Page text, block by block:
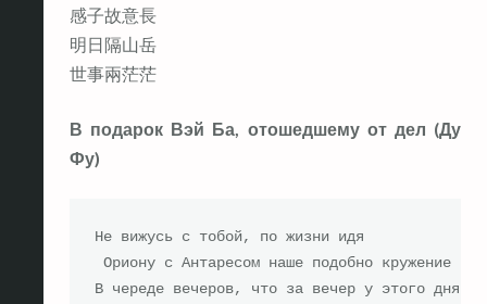
感子故意長
明日隔山岳
世事兩茫茫
В подарок Вэй Ба, отошедшему от дел (Ду
Фу)
Не вижусь с тобой, по жизни идя
Ориону с Антаресом наше подобно кружение
В череде вечеров, что за вечер у этого дня?